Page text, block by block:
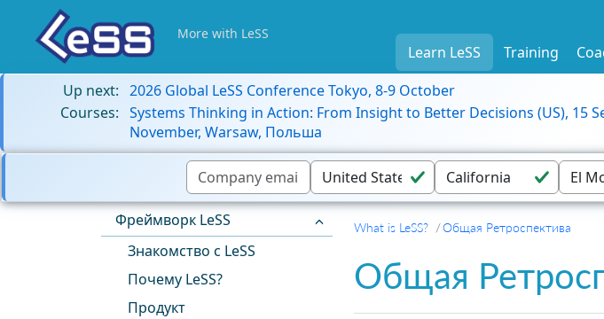
More with LeSS
Learn LeSS Training
Up next: 2026 Global LeSS Conference Tokyo, 8-9 October
Courses: Systems Thinking in Action: From Insight to Better Decisions (US), 15
November, Warsaw, Польша
Фреймворк LeSS
Знакомство с LeSS
Почему LeSS?
Продукт
What is LeSS? Общая Ретроспектива
Общая